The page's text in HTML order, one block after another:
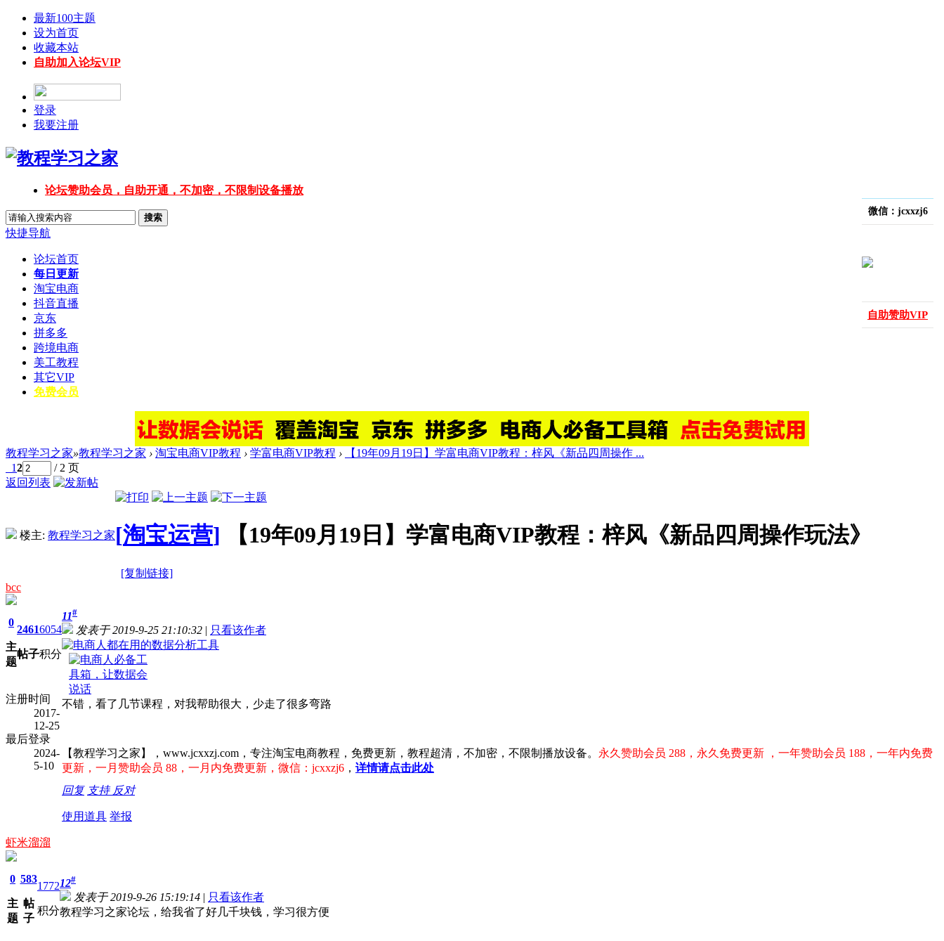
最新100主题
设为首页
收藏本站
自助加入论坛VIP
登录
我要注册
论坛赞助会员，自助开通，不加密，不限制设备播放
搜索
快捷导航
论坛首页
每日更新
淘宝电商
抖音直播
京东
拼多多
跨境电商
美工教程
其它VIP
免费会员
教程学习之家»教程学习之家 › 淘宝电商VIP教程 › 学富电商VIP教程 ›
【19年09月19日】学富电商VIP教程：梓风《新品四周操作 ...
12
/ 2 页
返回列表
楼主: 教程学习之家[淘宝运营] 【19年09月19日】学富电商VIP教程：梓风《新品四周操作玩法》
[复制链接]
bcc
0
主
题
2461
帖子
6054
积分
注册时间
2017-
12-25
最后登录
2024-
5-10
11#
发表于 2019-9-25 21:10:32 | 只看该作者
不错，看了几节课程，对我帮助很大，少走了很多弯路
【教程学习之家】，www.jcxxzj.com，专注淘宝电商教程，免费更新，教程超清，不加密，不限制播放设备。 永久赞助会员 288，永久免费更新 ，一年赞助会员 188，一年内免费
更新，一月赞助会员 88，一月内免费更新，微信：jcxxzj6 ， 详情请点击此处
回复 支持 反对
使用道具 举报
虾米溜溜
0
主
题
583
帖
子
1772
积分
12#
发表于 2019-9-26 15:19:14 | 只看该作者
教程学习之家论坛，给我省了好几千块钱，学习很方便
微信：jcxxzj6
自助赞助VIP